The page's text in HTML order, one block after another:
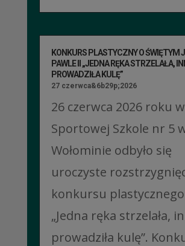
KONKURS PLASTYCZNY O ŚWIĘTYM
PAWLE II „JEDNA RĘKA STRZELAŁA,
PROWADZIŁA KULĘ”
27 czerwca&6b29p;2026
26 czerwca 2026 roku w
Sportowej Szkole nr 5
Wołominie odbyło się
uroczyste
konkursu plastycznego
„Jedna ręka strzelała,
prowadziła kulę”.